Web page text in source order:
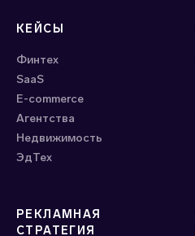
КЕЙСЫ
Финтех
SaaS
E-commerce
Агентства
Недвижимость
ЭдТех
РЕКЛАМНАЯ
СТРАТЕГИЯ